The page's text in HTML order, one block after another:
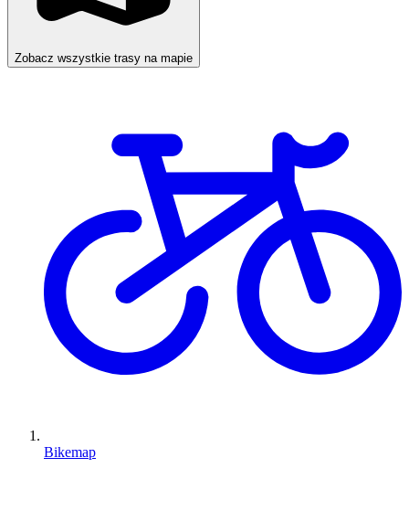
Zobacz wszystkie trasy na mapie
Bikemap